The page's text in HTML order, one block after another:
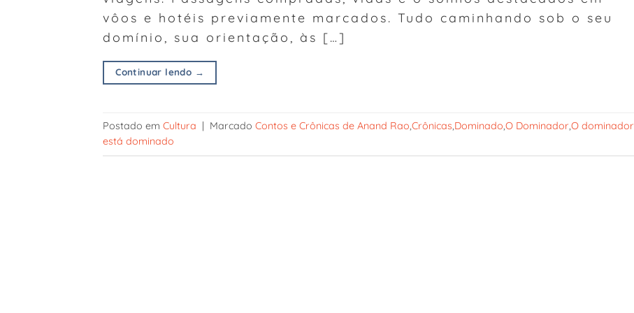
vôos e hotéis previamente marcados. Tudo caminhando sob o seu
domínio, sua orientação, às […]
Continuar lendo →
Postado em Cultura Marcado Contos e Crônicas de Anand Rao,Crônicas,Dominado,O Dominador,O dominador
está dominado